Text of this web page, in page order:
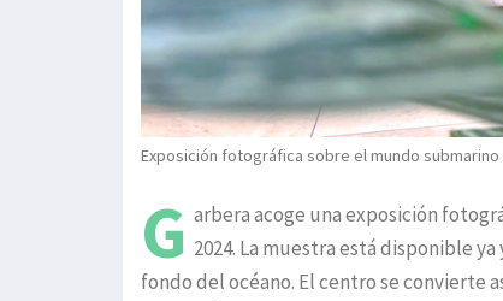
Exposición fotográfica sobre el mundo submarino
G arbera acoge una exposición
2024. La muestra está disponible
fondo del océano. El centro se convierte